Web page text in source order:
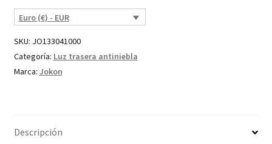
Euro (€) - EUR
SKU: JO133041000
Categoría: Luz trasera antiniebla
Marca: Jokon
Descripción